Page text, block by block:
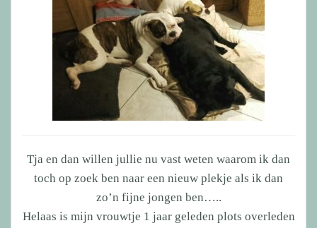
Tja en dan willen jullie nu vast weten waarom ik dan
toch op zoek ben naar een nieuw plekje als ik dan
zo’n fijne jongen ben…..
Helaas is mijn vrouwtje 1 jaar geleden plots overleden